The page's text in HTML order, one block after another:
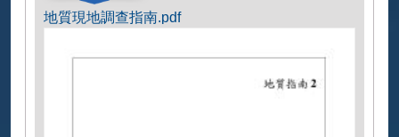
地質現地調查指南.pdf